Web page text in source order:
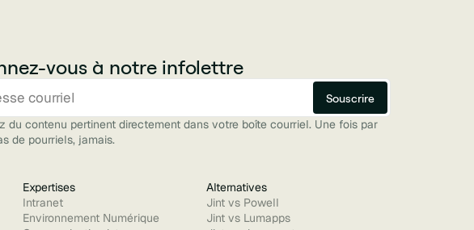
vous à notre infolettre
du contenu pertinent directement dans votre boîte courriel. Une fois par
de pourriels, jamais.
Expertises
Intranet
Environnement Numérique
Alternatives
Jint vs Powell
Jint vs Lumapps